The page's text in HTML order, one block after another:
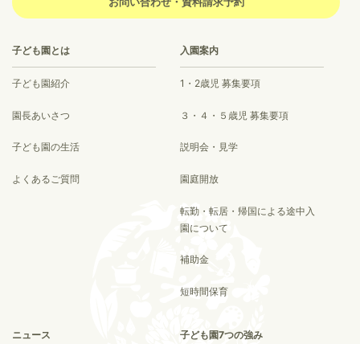
子ども園とは
子ども園紹介
園長あいさつ
子ども園の生活
よくあるご質問
入園案内
1・2歳児 募集要項
３・４・５歳児 募集要項
説明会・見学
園庭開放
転勤・転居・帰国による途中入
園について
補助金
短時間保育
ニュース 子ども園7つの強み